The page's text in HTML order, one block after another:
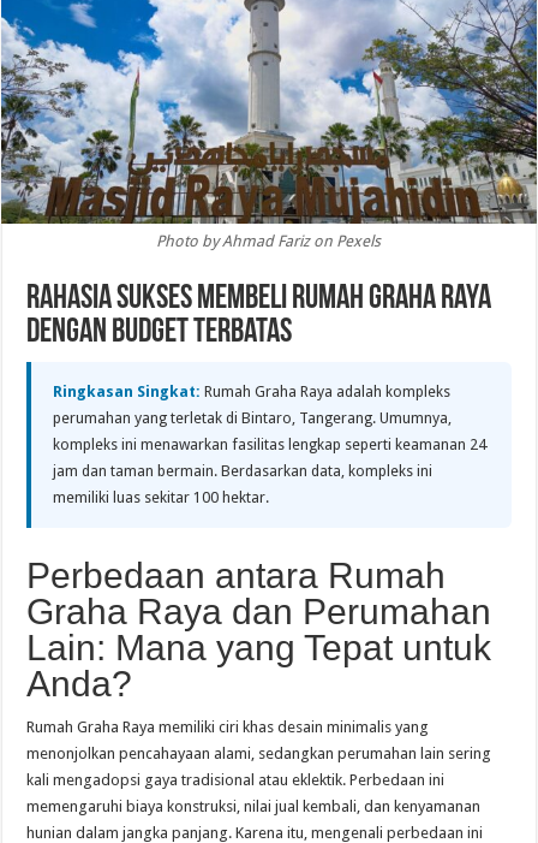
Photo by Ahmad Fariz on Pexels
Rahasia Sukses Membeli Rumah Graha Raya
dengan Budget Terbatas
Ringkasan Singkat: Rumah Graha Raya adalah kompleks
perumahan yang terletak di Bintaro, Tangerang. Umumnya,
kompleks ini menawarkan fasilitas lengkap seperti keamanan 24
jam dan taman bermain. Berdasarkan data, kompleks ini
memiliki luas sekitar 100 hektar.
Perbedaan antara Rumah
Graha Raya dan Perumahan
Lain: Mana yang Tepat untuk
Anda?
Rumah Graha Raya memiliki ciri khas desain minimalis yang
menonjolkan pencahayaan alami, sedangkan perumahan lain sering
kali mengadopsi gaya tradisional atau eklektik. Perbedaan ini
memengaruhi biaya konstruksi, nilai jual kembali, dan kenyamanan
hunian dalam jangka panjang. Karena itu, mengenali perbedaan ini